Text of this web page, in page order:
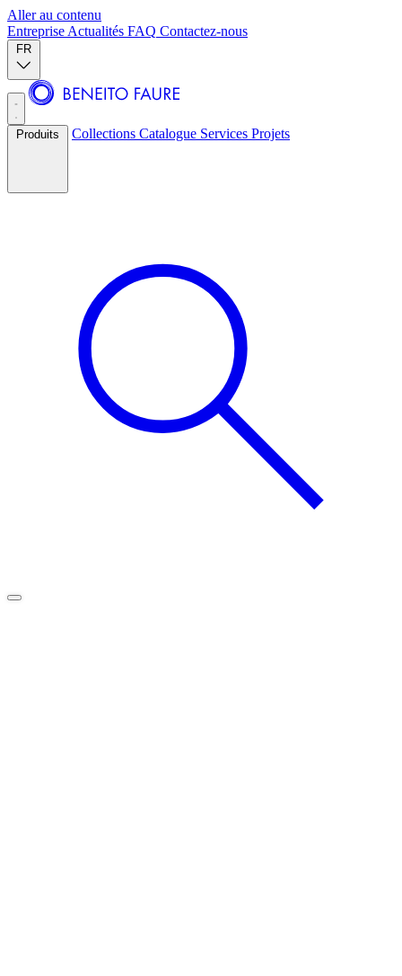
Aller au contenu
Entreprise Actualités FAQ Contactez-nous
FR
Produits Collections Catalogue Services Projets